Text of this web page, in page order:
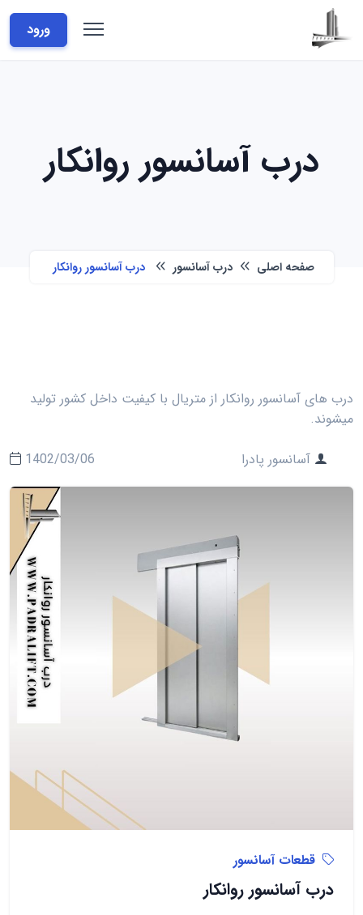
ورود
درب آسانسور روانکار
صفحه اصلی درب آسانسور درب آسانسور روانکار
درب های آسانسور روانکار از متریال با کیفیت داخل کشور تولید
میشوند.
آسانسور پادرا
1402/03/06
قطعات آسانسور
درب آسانسور روانکار